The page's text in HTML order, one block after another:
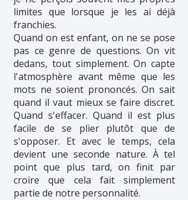
limites que lorsque je les ai déjà
franchies.
Quand on est enfant, on ne se pose
pas ce genre de questions. On vit
dedans, tout simplement. On capte
l'atmosphère avant même que les
mots ne soient prononcés. On sait
quand il vaut mieux se faire discret.
Quand s'effacer. Quand il est plus
facile de se plier plutôt que de
s'opposer. Et avec le temps, cela
devient une seconde nature. À tel
point que plus tard, on finit par
croire que cela fait simplement
partie de notre personnalité.